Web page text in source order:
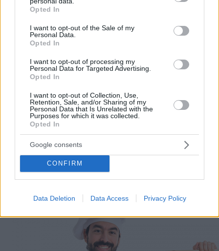
grant or deny consent to Google and its third-party tags to
use your data for below specified purposes in below Google
consent section.
Opted In
I want to opt-out of the Sale of my
Personal Data.
Opted In
I want to opt-out of processing my
Personal Data for Targeted Advertising.
Opted In
I want to opt-out of Collection, Use,
Retention, Sale, and/or Sharing of my
Personal Data that Is Unrelated with the
Purposes for which it was collected.
Opted In
Google consents
CONFIRM
Data Deletion Data Access Privacy Policy
tu restaurante. Administra el menú digital de tu
negocio al 100%.
Por eso hemos diseñado un sistema capaz de
ayudar a tu negocio a adaptarse a las
circunstancias actuales que nuestro país está
que pueden ayudarte a aminorar las cargas de
trabajo en tu negocio o empresa para que
puedas ofrecer a tus clientes la seguridad y el
apoyo que merecen. Llega la transformación
digital para quedarse. Menú digital QR para el
sector gastronómico de Guatemala con
Recafy.